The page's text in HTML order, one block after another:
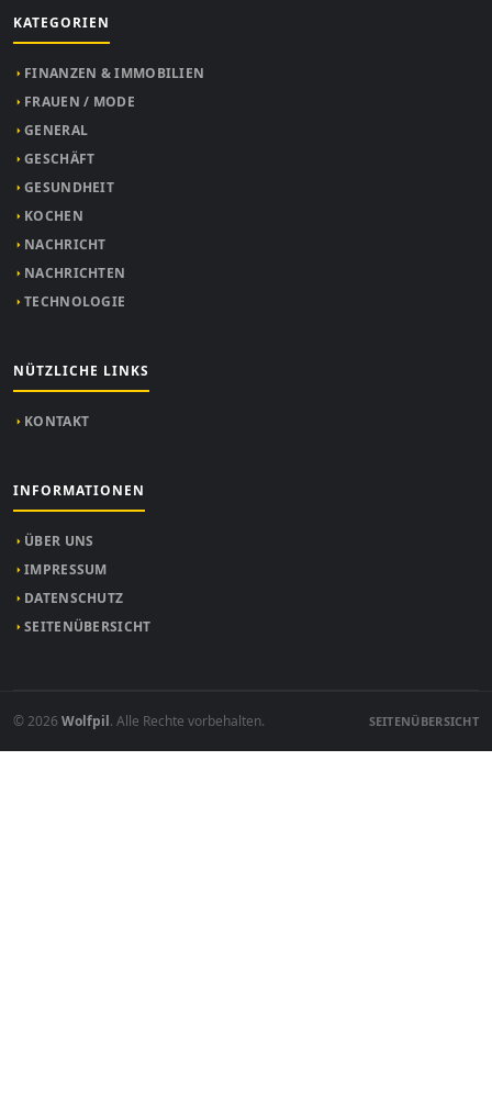
KATEGORIEN
FINANZEN & IMMOBILIEN
FRAUEN / MODE
GENERAL
GESCHÄFT
GESUNDHEIT
KOCHEN
NACHRICHT
NACHRICHTEN
TECHNOLOGIE
NÜTZLICHE LINKS
KONTAKT
INFORMATIONEN
ÜBER UNS
IMPRESSUM
DATENSCHUTZ
SEITENÜBERSICHT
© 2026 Wolfpil. Alle Rechte vorbehalten. SEITENÜBERSICHT